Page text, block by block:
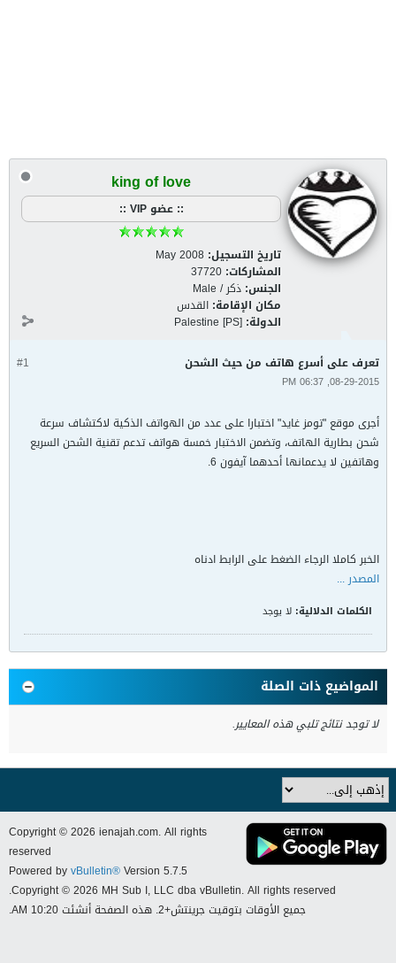
king of love
:: عضو VIP ::
تاريخ التسجيل: May 2008
المشاركات: 37720
الجنس: ذكر / Male
مكان الإقامة: القدس
الدولة: Palestine [PS]
#1 تعرف على أسرع هاتف من حيث الشحن
08-29-2015, 06:37 PM
أجرى موقع "تومز غايد" اختبارا على عدد من الهواتف الذكية لاكتشاف سرعة
شحن بطارية الهاتف، وتضمن الاختبار خمسة هواتف تدعم تقنية الشحن السريع
وهاتفين لا يدعمانها أحدهما آيفون 6.
الخبر كاملا الرجاء الضغط على الرابط ادناه
المصدر ...
الكلمات الدلالية: لا يوجد
المواضيع ذات الصلة
لا توجد نتائج تلبي هذه المعايير.
Copyright © 2026 ienajah.com. All rights
reserved
Powered byvBulletin®Version 5.7.5
Copyright © 2026 MH Sub I, LLC dba vBulletin. All rights reserved.
جميع الأوقات بتوقيت جرينتش+2. هذه الصفحة أنشئت 10:20 AM.